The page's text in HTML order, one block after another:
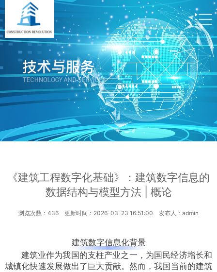
《建筑工程数字化基础》：建筑数字信息的
数据结构与模型方法 | 概论
浏览次数：436 更新时间：2026-03-23 16:51:00 发布人：admin
建筑数字信息化背景
建筑业作为我国的支柱产业之一，为国民经济增长和
城镇化快速发展做出了巨大贡献。 然而，我国当前的建筑